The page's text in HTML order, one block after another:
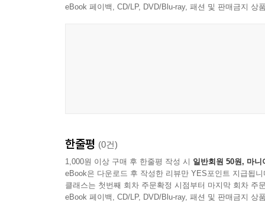
eBook 페이백, CD/LP, DVD/Blu-ray, 패션 및 판매금지 상
한줄평 (0건)
1,000원 이상 구매 후 한줄평 작성 시 일반회원 50원, 마니
eBook은 다운로드 후 작성한 리뷰만 YES포인트 지급됩니
클래스는 첫번째 회차 주문확정 시점부터 마지막 회차 주
eBook 페이백, CD/LP, DVD/Blu-ray, 패션 및 판매금지 상